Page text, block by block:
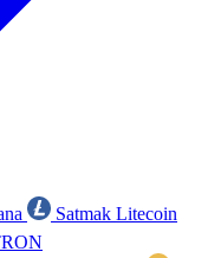
Satmak Litecoin